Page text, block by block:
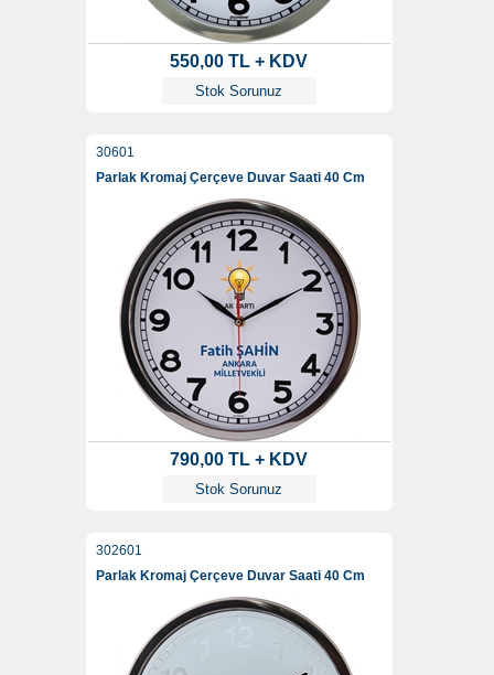
550,00 TL + KDV
Stok Sorunuz
30601
Parlak Kromaj Çerçeve Duvar Saati 40 Cm
790,00 TL + KDV
Stok Sorunuz
302601
Parlak Kromaj Çerçeve Duvar Saati 40 Cm